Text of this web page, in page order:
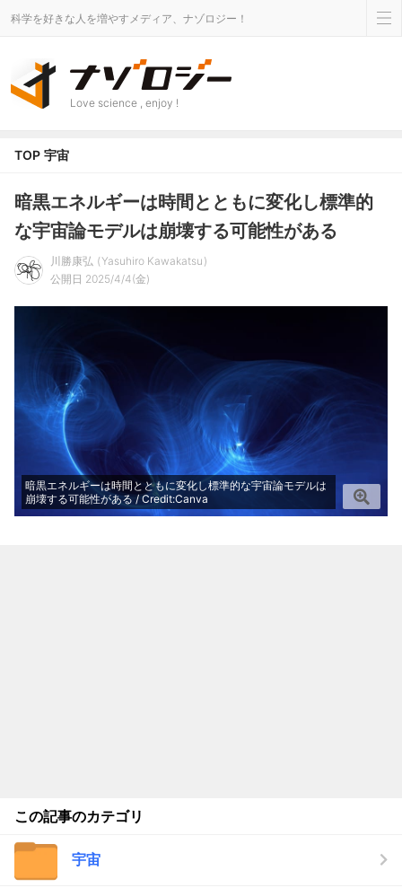
科学を好きな人を増やすメディア、ナゾロジー！
Love science , enjoy !
TOP 宇宙
暗黒エネルギーは時間とともに変化し標準的
な宇宙論モデルは崩壊する可能性がある
川勝康弘
Yasuhiro Kawakatsu
公開日 2025/4/4(金)
暗黒エネルギーは時間とともに変化し標準的な宇宙論モデルは
崩壊する可能性がある / Credit:Canva
この記事のカテゴリ
宇宙